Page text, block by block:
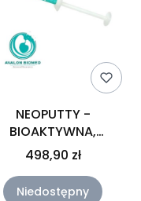
NEOPUTTY -
BIOAKTYWNA,
BIOCERAMICZNA
PASTA MTA W
FORMIE KITU 1,2g
498,90 zł
Niedostępny